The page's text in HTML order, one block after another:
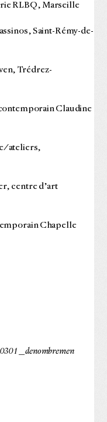
RLBQ, Marseille
Saint-Rémy-de-
Trédrez-
Claudine
ateliers,
centre d’art
Chapelle
_denombremen